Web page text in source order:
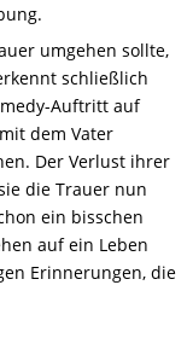
umgehen sollte,
schließlich
Auftritt auf
dem Vater
Der Verlust ihrer
die Trauer nun
ein bisschen
auf ein Leben
Erinnerungen, die